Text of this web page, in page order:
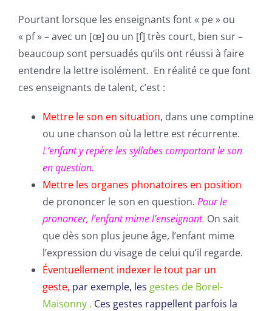
Pourtant lorsque les enseignants font « pe » ou
« pf » – avec un [œ] ou un [f] très court, bien sur –
beaucoup sont persuadés qu’ils ont réussi à faire
entendre la lettre isolément. En réalité ce que font
ces enseignants de talent, c’est :
Mettre le son en situation, dans une comptine
ou une chanson où la lettre est récurrente.
L‘enfant y repère les syllabes comportant le son
en question.
Mettre les organes phonatoires en position
de prononcer le son en question. Pour le
prononcer, l’enfant mime l’enseignant. On sait
que dès son plus jeune âge, l’enfant mime
l’expression du visage de celui qu’il regarde.
Éventuellement indexer le tout par un
geste, par exemple, les gestes de Borel-
Maisonny . Ces gestes rappellent parfois la